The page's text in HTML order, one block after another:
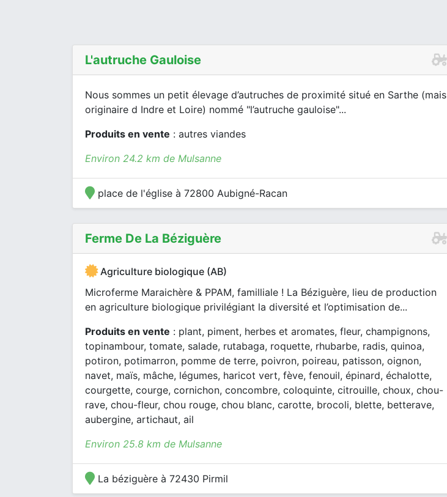
L'autruche Gauloise
Nous sommes un petit élevage d’autruches de proximité situé en Sarthe (mais
originaire d Indre et Loire) nommé "l’autruche gauloise"...
Produits en vente : autres viandes
Environ 24.2 km de Mulsanne
place de l'église à 72800 Aubigné-Racan
Ferme De La Béziguère
Agriculture biologique (AB)
Microferme Maraichère & PPAM, familliale ! La Béziguère, lieu de production
en agriculture biologique privilégiant la diversité et l’optimisation de...
Produits en vente : plant, piment, herbes et aromates, fleur, champignons,
topinambour, tomate, salade, rutabaga, roquette, rhubarbe, radis, quinoa,
potiron, potimarron, pomme de terre, poivron, poireau, patisson, oignon,
navet, maïs, mâche, légumes, haricot vert, fève, fenouil, épinard, échalotte,
courgette, courge, cornichon, concombre, coloquinte, citrouille, choux, chou-
rave, chou-fleur, chou rouge, chou blanc, carotte, brocoli, blette, betterave,
aubergine, artichaut, ail
Environ 25.8 km de Mulsanne
La béziguère à 72430 Pirmil